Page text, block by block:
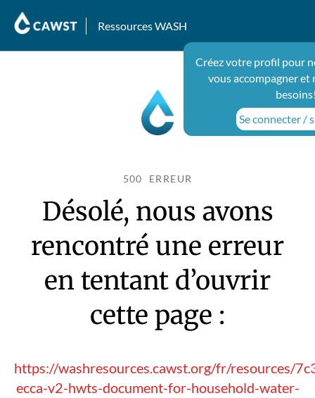
Ressources WASH
Créez votre profil pour
vous accompagner et
Se connecter /
500 ERREUR
Désolé, nous avons
rencontré une erreur
en tentant d’ouvrir
cette page :
https://washresources.cawst.org/fr/resources/
ecca-v2-hwts-document-for-household-water-